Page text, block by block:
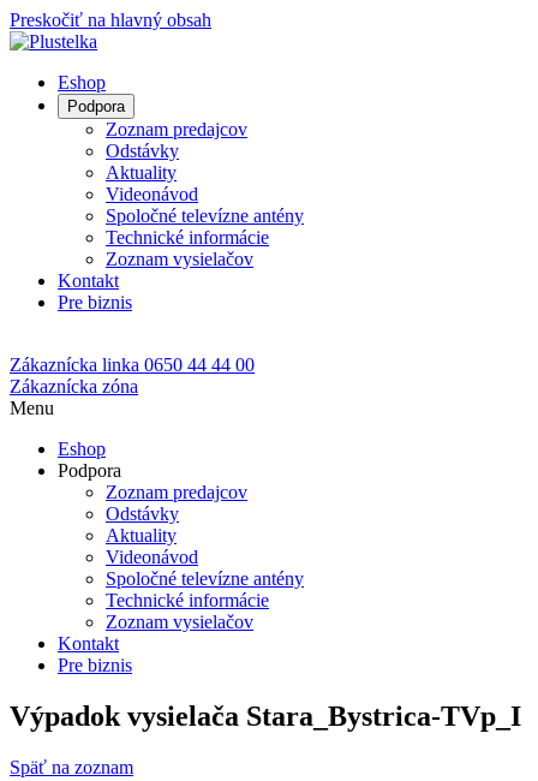
Preskočiť na hlavný obsah
Eshop
Podpora
Zoznam predajcov
Odstávky
Aktuality
Videonávod
Spoločné televízne antény
Technické informácie
Zoznam vysielačov
Kontakt
Pre biznis
Zákaznícka linka 0650 44 44 00
Zákaznícka zóna
Menu
Eshop
Podpora
Zoznam predajcov
Odstávky
Aktuality
Videonávod
Spoločné televízne antény
Technické informácie
Zoznam vysielačov
Kontakt
Pre biznis
Výpadok vysielača Stara_Bystrica-TVp_I
Späť na zoznam